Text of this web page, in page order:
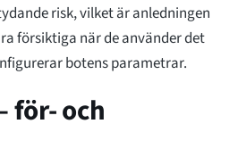
risk, vilket är anledningen
försiktiga när de använder det
botens parametrar.
för- och